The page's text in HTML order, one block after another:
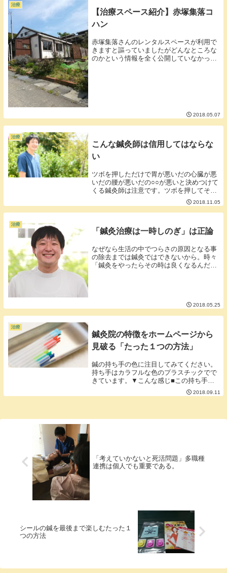
治療
【治療スペース紹介】赤塚集落コ
ハン
赤塚集落さんのレンタルスペースが利用で
きますと謳っていましたがどんなところな
のかという情報を全く公開していなかった
2018.05.07
治療
こんな鍼灸師は信用してはならな
い
ツボを押しただけで胃が悪いだの心臓が悪
いだの腰が悪いだの○○が悪いと決めつけて
くる鍼灸師は注意です。ツボを押してそこ
が痛ければそのツボに相当する部位が悪く
なっている可能性は確かにあるかもしれま
せんがツボを押すと痛い＝その部位が悪い
2018.11.05
治療
「鍼灸治療は一時しのぎ」は正論
なぜなら生活の中でつらさの原因となる事
の除去までは鍼灸ではできないから。時々
「鍼灸をやったらその時は良くなるんだけ
2018.05.25
治療
鍼灸院の特徴をホームページから
見破る「たった１つの方法」
鍼の持ち手の色に注目してみてください。
持ち手はカラフルな色のプラスチックでで
きています。▼こんな感じ■この持ち手の
色は何を現すの？持ち手の色は鍼の太さを
現しています。鍼のメーカーによって若干
2018.09.11
「考えていかないと死活問題」多職種
連携は個人でも重要である。
シールの鍼を最後まで楽しむたった１
つの方法